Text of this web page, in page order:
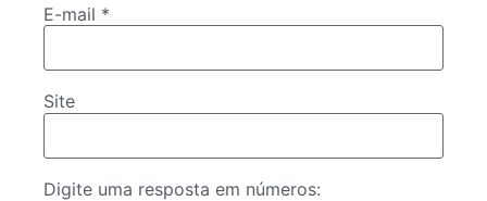
E-mail *
Site
Digite uma resposta em números: